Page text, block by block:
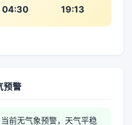
04:30 19:13
预警
当前无气象预警，天气平稳